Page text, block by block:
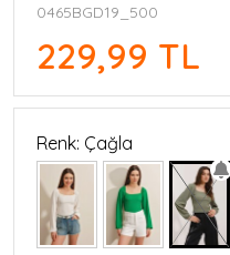
0465BGD19_500
229,99 TL
Renk: Çağla